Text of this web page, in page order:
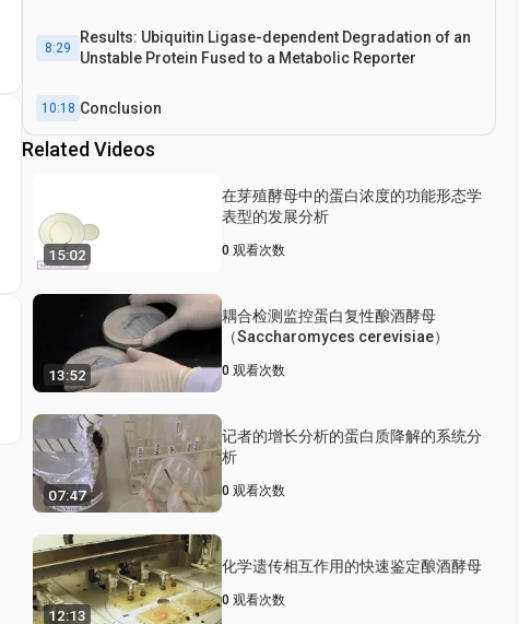
8:29
Results: Ubiquitin Ligase-dependent Degradation of an
Unstable Protein Fused to a Metabolic Reporter
10:18 Conclusion
Related Videos
15:02
在芽殖酵母中的蛋白浓度的功能形态学
表型的发展分析
0 观看次数
13:52
耦合检测监控蛋白复性酿酒酵母
（Saccharomyces cerevisiae）
0 观看次数
07:47
记者的增长分析的蛋白质降解的系统分
析
0 观看次数
12:13
化学遗传相互作用的快速鉴定酿酒酵母
0 观看次数